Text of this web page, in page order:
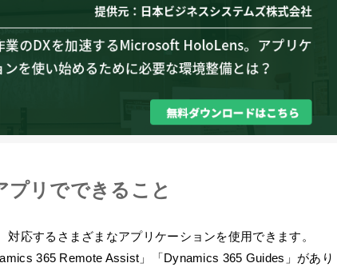
リでできること
応するさまざまなアプリケーションを使用できます。
365 Remote Assist」「Dynamics 365 Guides」があり